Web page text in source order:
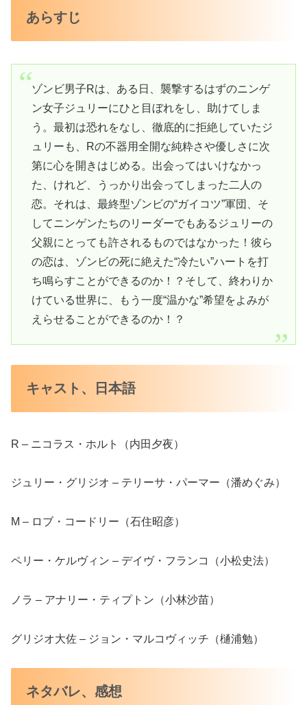
あらすじ
ゾンビ男子Rは、ある日、襲撃するはずのニンゲ
ン女子ジュリーにひと目ぼれをし、助けてしま
う。最初は恐れをなし、徹底的に拒絶していたジ
ュリーも、Rの不器用全開な純粋さや優しさに次
第に心を開きはじめる。出会ってはいけなかっ
た、けれど、うっかり出会ってしまった二人の
恋。それは、最終型ゾンビの“ガイコツ”軍団、そ
してニンゲンたちのリーダーでもあるジュリーの
父親にとっても許されるものではなかった！彼ら
の恋は、ゾンビの死に絶えた“冷たい”ハートを打
ち鳴らすことができるのか！？そして、終わりか
けている世界に、もう一度“温かな”希望をよみが
えらせることができるのか！？
キャスト、日本語
R – ニコラス・ホルト（内田夕夜）
ジュリー・グリジオ – テリーサ・パーマー（潘めぐみ）
M – ロブ・コードリー（石住昭彦）
ペリー・ケルヴィン – デイヴ・フランコ（小松史法）
ノラ – アナリー・ティプトン（小林沙苗）
グリジオ大佐 – ジョン・マルコヴィッチ（樋浦勉）
ネタバレ、感想